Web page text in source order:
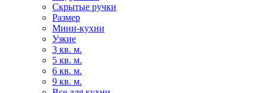
Скрытые ручки
Размер
Мини-кухни
Узкие
3 кв. м.
5 кв. м.
6 кв. м.
9 кв. м.